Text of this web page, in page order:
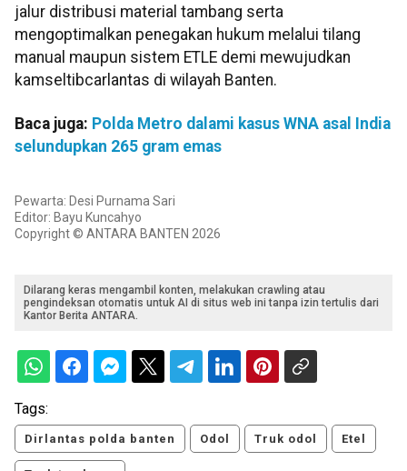
jalur distribusi material tambang serta
mengoptimalkan penegakan hukum melalui tilang
manual maupun sistem ETLE demi mewujudkan
kamseltibcarlantas di wilayah Banten.
Baca juga: Polda Metro dalami kasus WNA asal India
selundupkan 265 gram emas
Pewarta: Desi Purnama Sari
Editor: Bayu Kuncahyo
Copyright © ANTARA BANTEN 2026
Dilarang keras mengambil konten, melakukan crawling atau
pengindeksan otomatis untuk AI di situs web ini tanpa izin tertulis dari
Kantor Berita ANTARA.
Tags:
Dirlantas polda banten Odol Truk odol Etel